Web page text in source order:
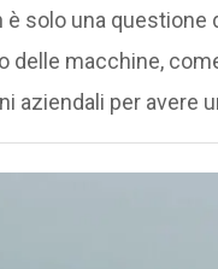
solo una questione
delle macchine,
aziendali per avere